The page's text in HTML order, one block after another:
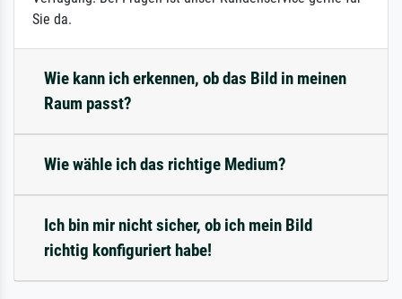
Sie da.
Wie kann ich erkennen, ob das Bild in meinen
Raum passt?
Wie wähle ich das richtige Medium?
Ich bin mir nicht sicher, ob ich mein Bild
richtig konfiguriert habe!